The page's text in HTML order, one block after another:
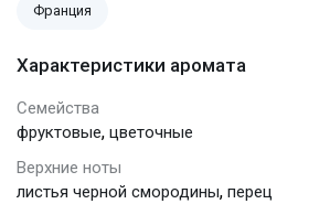
Франция
Характеристики аромата
Семейства
фруктовые, цветочные
Верхние ноты
листья черной смородины, перец